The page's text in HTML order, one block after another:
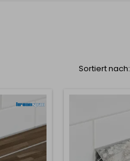
Sortiert nach: